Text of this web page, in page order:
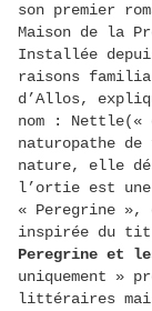
son premier
Maison de la
Installée
raisons
d’Allos,
nom :
naturopathe
nature, elle
l’ortie est
« Peregrine »,
inspirée du
Peregrine et
uniquement »
littéraires